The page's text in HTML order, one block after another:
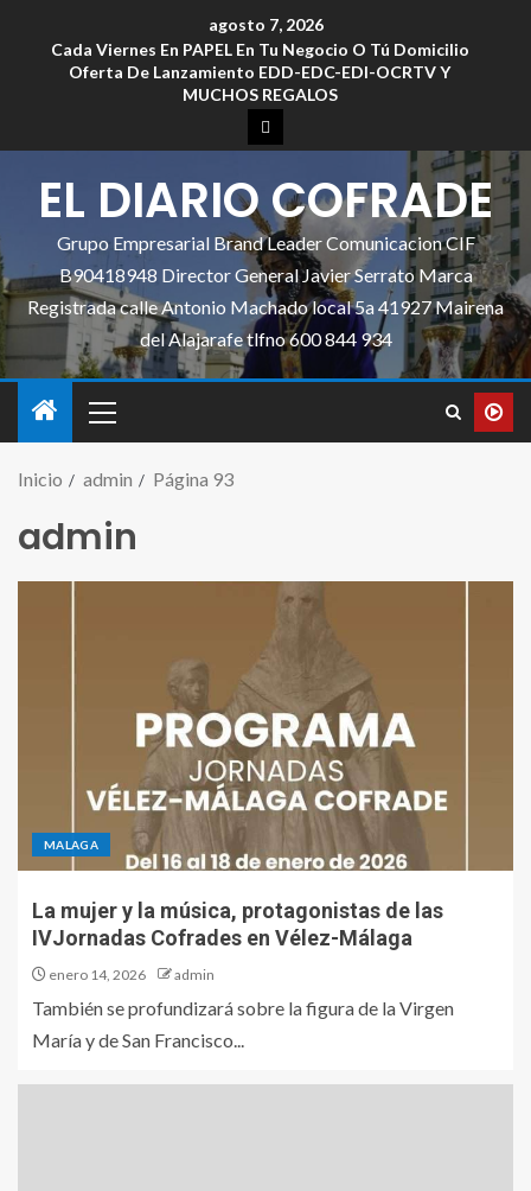
agosto 7, 2026
Cada Viernes En PAPEL En Tu Negocio O Tú Domicilio
Oferta De Lanzamiento EDD-EDC-EDI-OCRTV Y
MUCHOS REGALOS
EL DIARIO COFRADE
Grupo Empresarial Brand Leader Comunicacion CIF
B90418948 Director General Javier Serrato Marca
Registrada calle Antonio Machado local 5a 41927 Mairena
del Alajarafe tlfno 600 844 934
Inicio admin Página 93
admin
MALAGA
La mujer y la música, protagonistas de las
IVJornadas Cofrades en Vélez-Málaga
enero 14, 2026 admin
También se profundizará sobre la figura de la Virgen
María y de San Francisco...